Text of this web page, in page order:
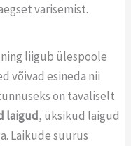
varisemist.
liigub ülespoole
võivad esineda nii
on tavaliselt
laigud, üksikud laigud
Laikude suurus